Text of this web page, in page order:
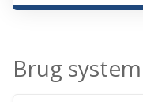
Brug